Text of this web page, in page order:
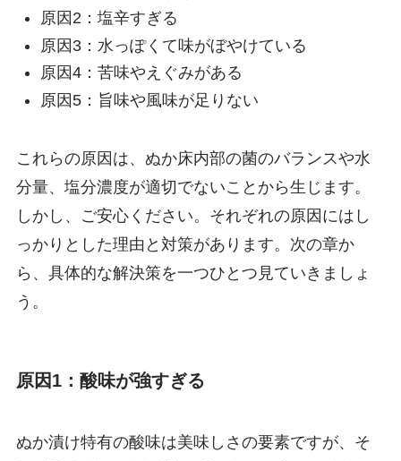
原因2：塩辛すぎる
原因3：水っぽくて味がぼやけている
原因4：苦味やえぐみがある
原因5：旨味や風味が足りない
これらの原因は、ぬか床内部の菌のバランスや水
分量、塩分濃度が適切でないことから生じます。
しかし、ご安心ください。それぞれの原因にはし
っかりとした理由と対策があります。次の章か
ら、具体的な解決策を一つひとつ見ていきましょ
う。
原因1：酸味が強すぎる
ぬか漬け特有の酸味は美味しさの要素ですが、そ